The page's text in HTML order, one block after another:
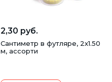
2,30 руб.
Сантиметр в футляре, 2х1.50
м, ассорти